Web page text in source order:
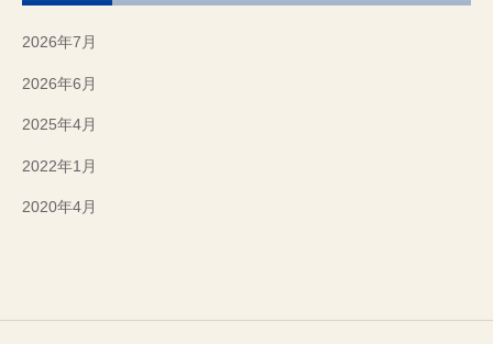
2026年7月
2026年6月
2025年4月
2022年1月
2020年4月